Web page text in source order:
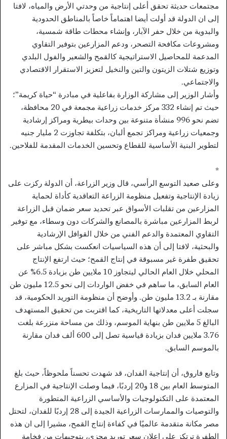
مجتمعات حديثة تحقق أعلى إنتاجية من وحدتي الأرض والمياه، لافتا
إلى ان الدولة قد أولت أيضا اهتماماً خاصاً بالمناطق الحدودية
والبدوية من خلال حفر الآبار، وإنشاء محطات طاقة شمسية،
ومشروعات مكافحة التصحر، ودعم المزارعين بتوفير التقاوي
المدعمة للمحاصيل الاستراتيجية كالقمح والشعير والفول البلدي
وتوزيع شتلات الزيتون والتين والنخيل لتعزيز الاستقرار الاقتصادي
والاجتماعي.
وأشار الوزير إلى مشاركة الوزارة بفاعلية في مبادرة “حياة كريمة”؛
حيث تم إنشاء 332 مركز خدمات زراعية مجمعة في 20 محافظة،
تضم نحو 996 منشأة متنوعة بين وحدات بيطرية ومراكز إرشادية
وجمعيات زراعية ومراكز تجمع ألبان، بتكلفة تجاوزت 2 مليار جنيه
لتطوير البنية الأساسية للقطاع وتحسين الخدمات المقدمة للفلاحين.
*
وعلى صعيد التوسع الرأسي، قال وزير الزراعة، أن الدولة ركزت على
زيادة الإنتاجية وتفعيل منظومة الزراعة التعاقدية كأداة لحماية
المزارعين من تقلبات الأسواق عبر تحديد سعر ضمان قبل الزراعة
لربط المزارعين مباشرة بالمصانع والشركات دون وسطاء، مع توفير
التقاوي المعتمدة والدعم الفني من خلال القوافل الإرشادية
والبحثية، لافتا إلى أن هذه السياسيات انعكست بشكل مباشر على
تحقيق طفرة غير مسبوقة في إنتاج القمح؛ حيث ارتفع الإنتاج
المحلي خلال العام الحالي ليتجاوز 10 ملايين طن بزيادة 6.5% عن
العام السابق، ما ساهم في خفض الواردات إلى نحو 12.5 مليون طن
مقارنة بـ 13.2 مليون طن. وأوضح أن منظومة التوريد الحكومية، قد
سجلت أعلى معدلاتها التاريخية، كما اقتربت من تحقيق المستهدف
البالغ 5 ملايين طن بنهاية الموسم، وذلك من مساحة منزرعة بلغت
3.76 ملايين فدان بزيادة قياسية تصل إلى 600 ألف فدان مقارنة
بالموسم السابق.
وتابع فاروق، أن إنتاجية الفدان، قد شهدت تحسناً ملحوظاً، حيث بلغ
المتوسط العام بين 18 و20 إردبًا، فيما وصلت الإنتاجية في المزارع
المعتمدة على التكنولوجيات والأساسي الزراعية المتطورة
والتوصيات والممارسات الزراعية الجيدة إلى 28 إردبًا للفدان، لتحتل
مصر مكانة متقدمة عالميًا في كفاءة إنتاج القمح، مشيرا إلى ان هذه
الطفرة ترتكز على إعلان سعر توريد مجزي، بتوجيهات من فخامة